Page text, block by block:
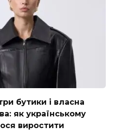
бутики і власна
як українському
виростити